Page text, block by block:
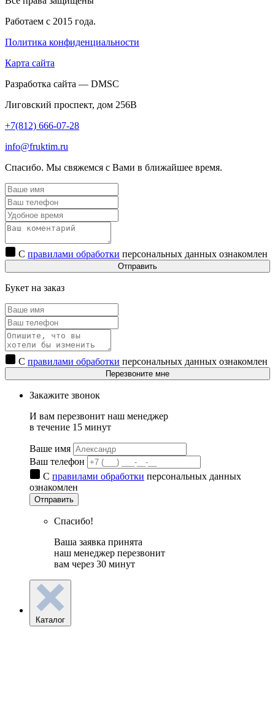
Работаем с 2015 года.
Политика конфиденциальности
Карта сайта
Разработка сайта — DMSC
Лиговский проспект, дом 256В
+7(812) 666-07-28
info@fruktim.ru
Спасибо. Мы свяжемся с Вами в ближайшее время.
С правилами обработки персональных данных ознакомлен
Отправить
Букет на заказ
С правилами обработки персональных данных ознакомлен
Перезвоните мне
Закажите звонок
И вам перезвонит наш менеджер
в течение 15 минут
Ваше имя
Ваш телефон
С правилами обработки персональных данных
ознакомлен
Отправить
Спасибо!
Ваша заявка принята
наш менеджер перезвонит
вам через 30 минут
Каталог